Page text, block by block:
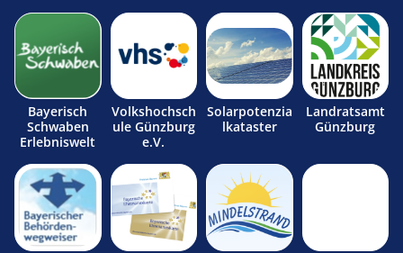
Bayerisch
Schwaben
Erlebniswelt
Volkshochsch
ule Günzburg
e.V.
Solarpotenzia
lkataster
Landratsamt
Günzburg